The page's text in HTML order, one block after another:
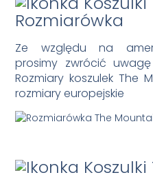
Rozmiarówka
Ze względu na
prosimy zwrócić
Rozmiary koszulek The
rozmiary europejskie